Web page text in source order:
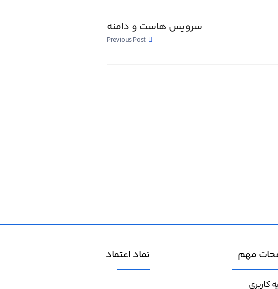
سرویس هاست و دامنه
Previous Post
مهم
کاربری
نماد اعتماد